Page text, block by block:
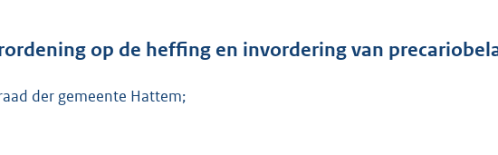
d
op de heffing en invordering van
der gemeente Hattem;